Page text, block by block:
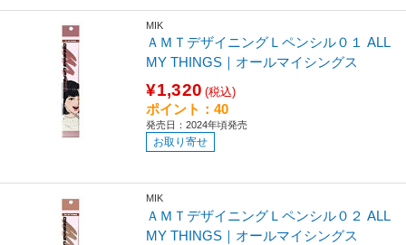
MIK
ＡＭＴデザイニングＬペンシル０１ ALL
MY THINGS｜オールマイシングス
¥1,320 (税込)
ポイント：40
発売日：2024年頃発売
お取り寄せ
MIK
ＡＭＴデザイニングＬペンシル０２ ALL
MY THINGS｜オールマイシングス